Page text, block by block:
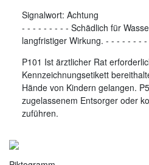
Signalwort: Achtung
- - - - - - - - - Schädlich für
langfristiger Wirkung. - - - - - - - -
P101 Ist ärztlicher Rat
Kennzeichnungsetikett
Hände von Kindern gelangen.
zugelassenem Entsorger oder
zuführen.